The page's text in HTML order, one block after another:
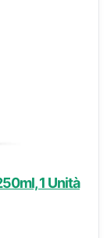
1 Unità